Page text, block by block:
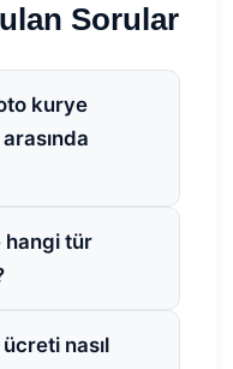
Sorular
kurye
hangi tür
nasıl